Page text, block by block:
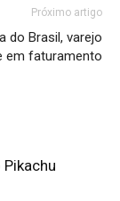
Próximo artigo
do Brasil, varejo
em faturamento